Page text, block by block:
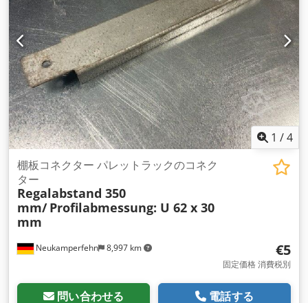
1 /4
Neukamperfehn 8,997 km
棚板コネクター パレットラックのコネク
ター
Regalabstand 350
mm/ Profilabmessung: U 62 x 30
mm
€5
固定価格 消費税別
問い合わせる 電話する